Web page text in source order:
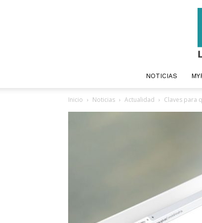
NOTICIAS
Inicio Noticias Actualidad Claves para